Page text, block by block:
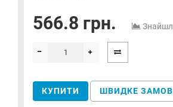
566.8 грн.
КУПИТИ ШВИДКЕ